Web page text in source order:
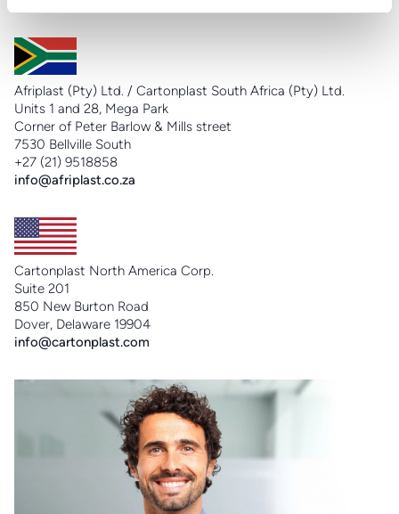
Afriplast (Pty) Ltd. / Cartonplast South Africa (Pty) Ltd.
Units 1 and 28, Mega Park
Corner of Peter Barlow & Mills street
7530 Bellville South
+27 (21) 9518858
info@afriplast.co.za
Cartonplast North America Corp.
Suite 201
850 New Burton Road
Dover, Delaware 19904
info@cartonplast.com